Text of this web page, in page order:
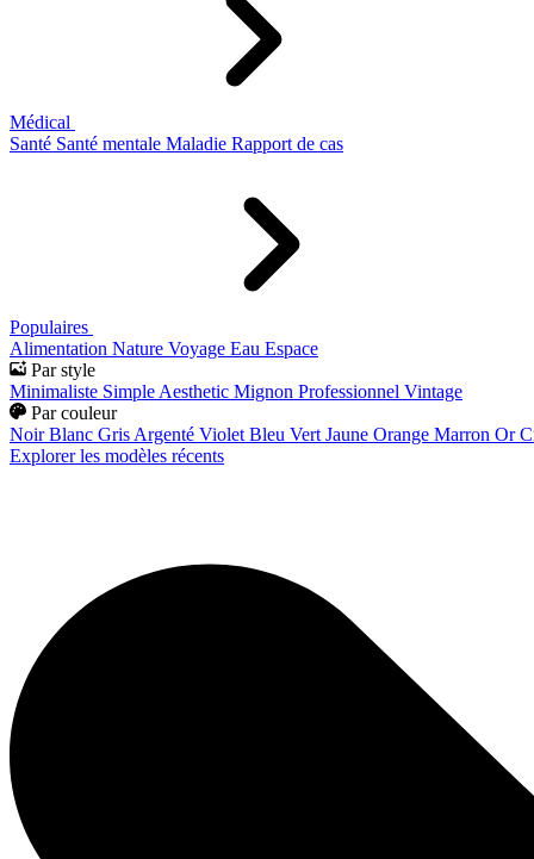
Médical
Santé Santé mentale Maladie Rapport de cas
Populaires
Alimentation Nature Voyage Eau Espace
Par style
Minimaliste Simple Aesthetic Mignon Professionnel Vintage
Par couleur
Noir Blanc Gris Argenté Violet Bleu Vert Jaune Orange Marron Or
Explorer les modèles récents